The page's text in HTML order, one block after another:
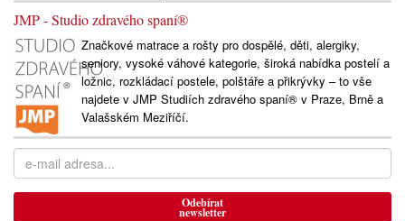
JMP - Studio zdravého spaní®
Značkové matrace a rošty pro dospělé, děti, alergiky,
seniory, vysoké váhové kategorie, široká nabídka postelí a
ložnic, rozkládací postele, polštáře a přikrývky – to vše
najdete v JMP Studiích zdravého spaní® v Praze, Brně a
Valašském Meziříčí.
Odebírat
newsletter